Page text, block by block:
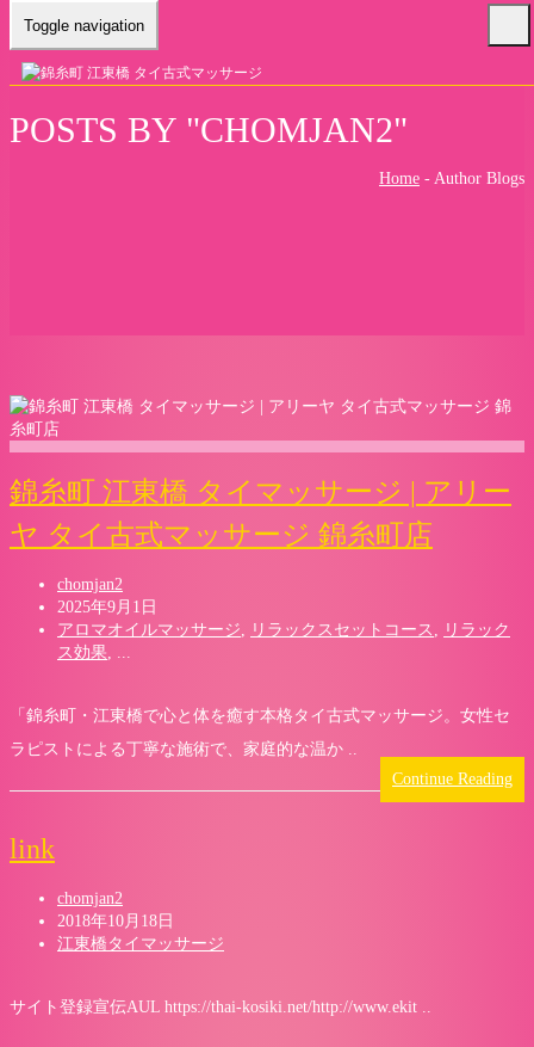
Toggle navigation
POSTS BY "CHOMJAN2"
Home - Author Blogs
錦糸町 江東橋 タイマッサージ | アリー
ヤ タイ古式マッサージ 錦糸町店
chomjan2
2025年9月1日
アロマオイルマッサージ, リラックスセットコース , リラック
ス効果, ...
「錦糸町・江東橋で心と体を癒す本格タイ古式マッサージ。女性セ
ラピストによる丁寧な施術で、家庭的な温か ..
Continue Reading
link
chomjan2
2018年10月18日
江東橋タイマッサージ
サイト登録宣伝AUL https://thai-kosiki.net/http://www.ekit ..